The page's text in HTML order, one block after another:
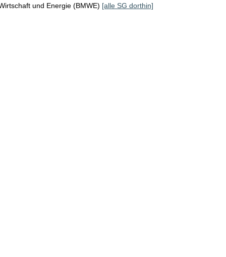
und Energie (BMWE) [alle SG dorthin]